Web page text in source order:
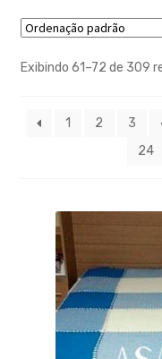
Exibindo 61–72 de 309
1 2 3
24